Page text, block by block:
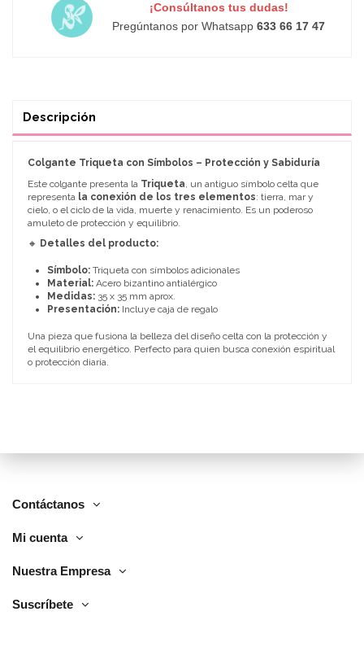
¡Consúltanos tus dudas!
Pregúntanos por Whatsapp633 66 17 47
Descripción
Colgante Triqueta con Símbolos – Protección y Sabiduría
Este colgante presenta la Triqueta, un antiguo símbolo celta que
representa la conexión de los tres elementos: tierra, mar y
cielo, o el ciclo de la vida, muerte y renacimiento. Es un poderoso
amuleto de protección y equilibrio.
🔸 Detalles del producto:
Símbolo: Triqueta con símbolos adicionales
Material: Acero bizantino antialérgico
Medidas: 35 x 35 mm aprox.
Presentación: Incluye caja de regalo
Una pieza que fusiona la belleza del diseño celta con la protección y
el equilibrio energético. Perfecto para quien busca conexión espiritual
o protección diaria.
Contáctanos
Mi cuenta
Nuestra Empresa
Suscríbete